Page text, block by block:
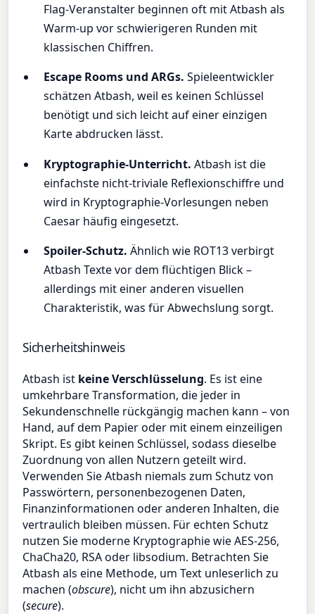
Flag-Veranstalter beginnen oft mit Atbash als
Warm-up vor schwierigeren Runden mit
klassischen Chiffren.
Escape Rooms und ARGs. Spieleentwickler
schätzen Atbash, weil es keinen Schlüssel
benötigt und sich leicht auf einer einzigen
Karte abdrucken lässt.
Kryptographie-Unterricht. Atbash ist die
einfachste nicht-triviale Reflexionschiffre und
wird in Kryptographie-Vorlesungen neben
Caesar häufig eingesetzt.
Spoiler-Schutz. Ähnlich wie ROT13 verbirgt
Atbash Texte vor dem flüchtigen Blick –
allerdings mit einer anderen visuellen
Charakteristik, was für Abwechslung sorgt.
Sicherheitshinweis
Atbash ist keine Verschlüsselung. Es ist eine
umkehrbare Transformation, die jeder in
Sekundenschnelle rückgängig machen kann – von
Hand, auf dem Papier oder mit einem einzeiligen
Skript. Es gibt keinen Schlüssel, sodass dieselbe
Zuordnung von allen Nutzern geteilt wird.
Verwenden Sie Atbash niemals zum Schutz von
Passwörtern, personenbezogenen Daten,
Finanzinformationen oder anderen Inhalten, die
vertraulich bleiben müssen. Für echten Schutz
nutzen Sie moderne Kryptographie wie AES-256,
ChaCha20, RSA oder libsodium. Betrachten Sie
Atbash als eine Methode, um Text unleserlich zu
machen (obscure), nicht um ihn abzusichern
(secure).